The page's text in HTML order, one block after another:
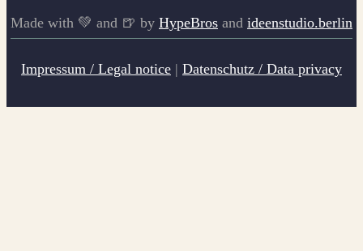
Made with 💚 and 🍺 by HypeBros and ideenstudio.berlin
Impressum / Legal notice | Datenschutz / Data privacy